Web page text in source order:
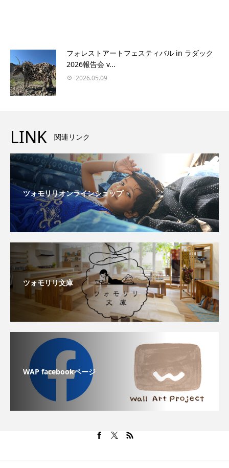
フォレストアートフェスティバル in ラダック
2026報告会 v...
2026.05.09
LINK 関連リンク
ツォモリリオンラインショップ
ツォモリリ文庫
WAP facebookページ